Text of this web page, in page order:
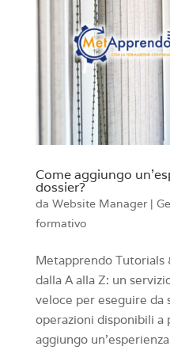
Come aggiungo
dossier?
da Website Manager|
formativo
Metapprendo Tutorials
dalla A alla Z: un
veloce per eseguire da
operazioni disponibili a
aggiungo